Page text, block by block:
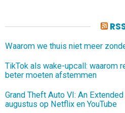
Waarom we thuis niet meer
TikTok als wake-upcall: waarom
beter moeten afstemmen
Grand Theft Auto VI: An
augustus op Netflix en YouTube